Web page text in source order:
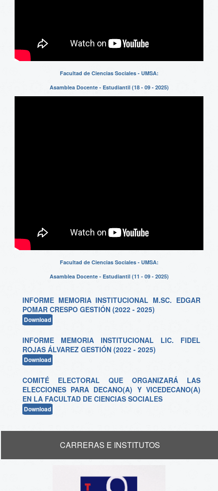
Facultad de Ciencias Sociales - UMSA:
Asamblea Docente - Estudiantil (18 - 09 - 2025)
Facultad de Ciencias Sociales - UMSA:
Asamblea Docente - Estudiantil (11 - 09 - 2025)
INFORME MEMORIA INSTITUCIONAL M.SC. EDGAR
POMAR CRESPO GESTIÓN (2022 - 2025)
Download
INFORME MEMORIA INSTITUCIONAL LIC. FIDEL
ROJAS ÁLVAREZ GESTIÓN (2022 - 2025)
Download
COMITÉ ELECTORAL QUE ORGANIZARÁ LAS
ELECCIONES PARA DECANO(A) Y VICEDECANO(A)
EN LA FACULTAD DE CIENCIAS SOCIALES
Download
CARRERAS E INSTITUTOS